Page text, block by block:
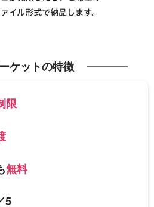
ケットの特徴
限
無料
5